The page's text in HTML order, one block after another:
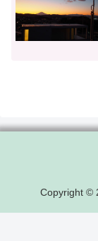
Copyright ©